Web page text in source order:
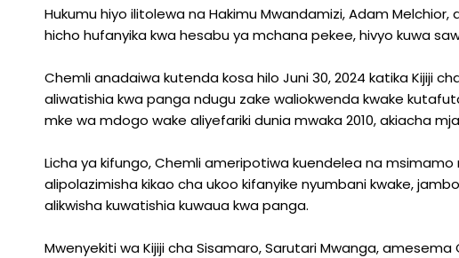
Hukumu hiyo ilitolewa na Hakimu Mwandamizi, Adam
hicho hufanyika kwa hesabu ya mchana pekee, hivyo kuwa
Chemli anadaiwa kutenda kosa hilo Juni 30, 2024 katika Kijiji
aliwatishia kwa panga ndugu zake waliokwenda kwake
mke wa mdogo wake aliyefariki dunia mwaka 2010, akiacha
Licha ya kifungo, Chemli ameripotiwa kuendelea na
alipolazimisha kikao cha ukoo kifanyike nyumbani kwake,
alikwisha kuwatishia kuwaua kwa panga.
Mwenyekiti wa Kijiji cha Sisamaro, Sarutari Mwanga,